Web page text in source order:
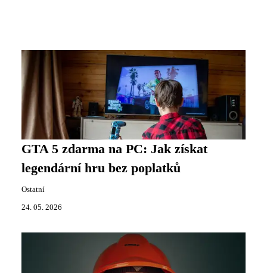
GTA 5 zdarma na PC: Jak získat
legendární hru bez poplatků
Ostatní
24. 05. 2026